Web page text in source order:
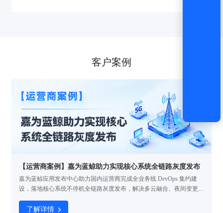
客户案例
【运营商案例】嘉为蓝鲸助力实现核心系统全链路灰度发布
嘉为蓝鲸应用发布中心助力国内运营商完成全业务线 DevOps 集约建
设，落地核心系统不停机全链路灰度发布，解决多云融合、夜间变更低
提效并保障业务连续性。
了解详情